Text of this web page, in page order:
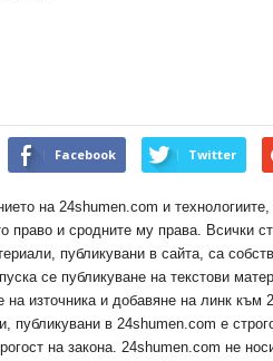
Facebook Twitter
на 24shumen.com и
право и сродните му права. Всички
публикувани в сайта, са
се публикуване на текстови
на източника и добавяне на линк
публикувани в 24shumen.com е
на закона. 24shumen.com не